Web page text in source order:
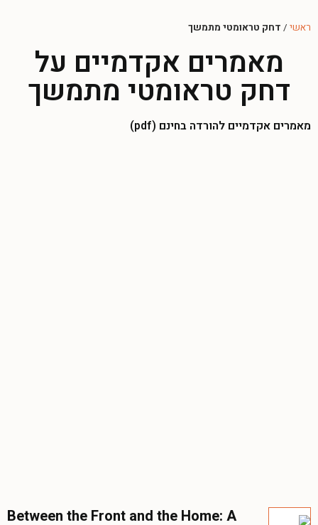
ראשי / דחק טראומטי מתמשך
מאמרים אקדמיים על
דחק טראומטי מתמשך
מאמרים אקדמיים להורדה בחינם (pdf)
Between the Front and the Home: A